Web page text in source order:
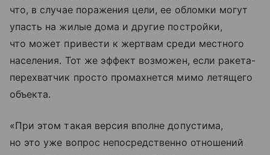
что, в случае поражения цели, ее обломки могут
упасть на жилые дома и другие постройки,
что может привести к жертвам среди местного
населения. Тот же эффект возможен, если ракета-
перехватчик просто промахнется мимо летящего
объекта.
«При этом такая версия вполне допустима,
но это уже вопрос непосредственно отношений